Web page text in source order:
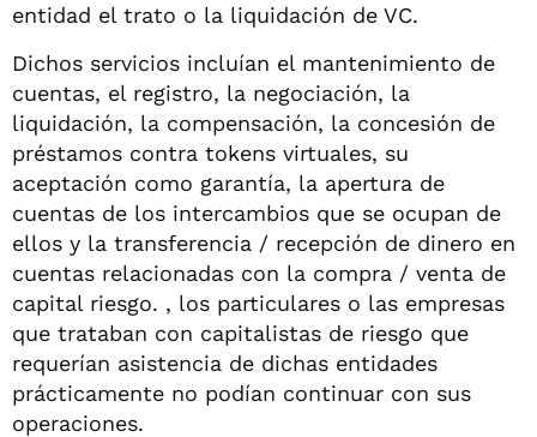
entidad el trato o la liquidación de VC.
Dichos servicios incluían el mantenimiento de
cuentas, el registro, la negociación, la
liquidación, la compensación, la concesión de
préstamos contra tokens virtuales, su
aceptación como garantía, la apertura de
cuentas de los intercambios que se ocupan de
ellos y la transferencia / recepción de dinero en
cuentas relacionadas con la compra / venta de
capital riesgo. , los particulares o las empresas
que trataban con capitalistas de riesgo que
requerían asistencia de dichas entidades
prácticamente no podían continuar con sus
operaciones.